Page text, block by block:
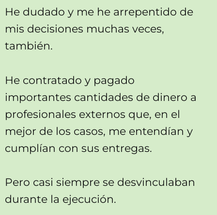
He dudado y me he arrepentido de
mis decisiones muchas veces,
también.
He contratado y pagado
importantes cantidades de dinero a
profesionales externos que, en el
mejor de los casos, me entendían y
cumplían con sus entregas.
Pero casi siempre se desvinculaban
durante la ejecución.